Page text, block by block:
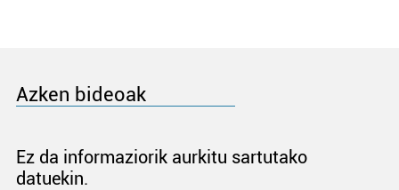
Azken bideoak
Ez da informaziorik aurkitu sartutako
datuekin.